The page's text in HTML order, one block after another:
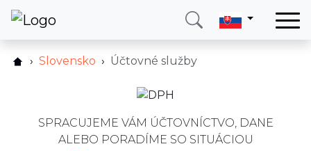
O nás
Ako to funguje?
Slovensko Účtovné služby
SPRACUJEME VÁM ÚČTOVNÍCTVO, DANE
ALEBO PORADÍME SO SITUÁCIOU